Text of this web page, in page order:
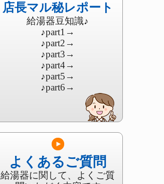
店長マル秘レポート
給湯器豆知識♪
♪part1 →
♪part2→
♪part3→
♪part4→
♪part5→
♪part6→
よくあるご質問
給湯器に関して、よくご質